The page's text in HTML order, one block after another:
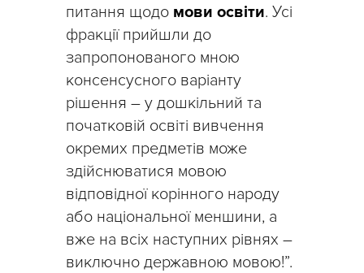
питання щодо мови освіти. Усі
фракції прийшли до
запропонованого мною
консенсусного варіанту
рішення – у дошкільний та
початковій освіті вивчення
окремих предметів може
здійснюватися мовою
відповідної корінного народу
або національної меншини, а
вже на всіх наступних рівнях –
виключно державною мовою!”.